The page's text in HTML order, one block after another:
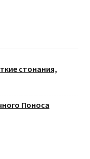
стонания,
Поноса